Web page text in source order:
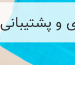
و پشتیبانی